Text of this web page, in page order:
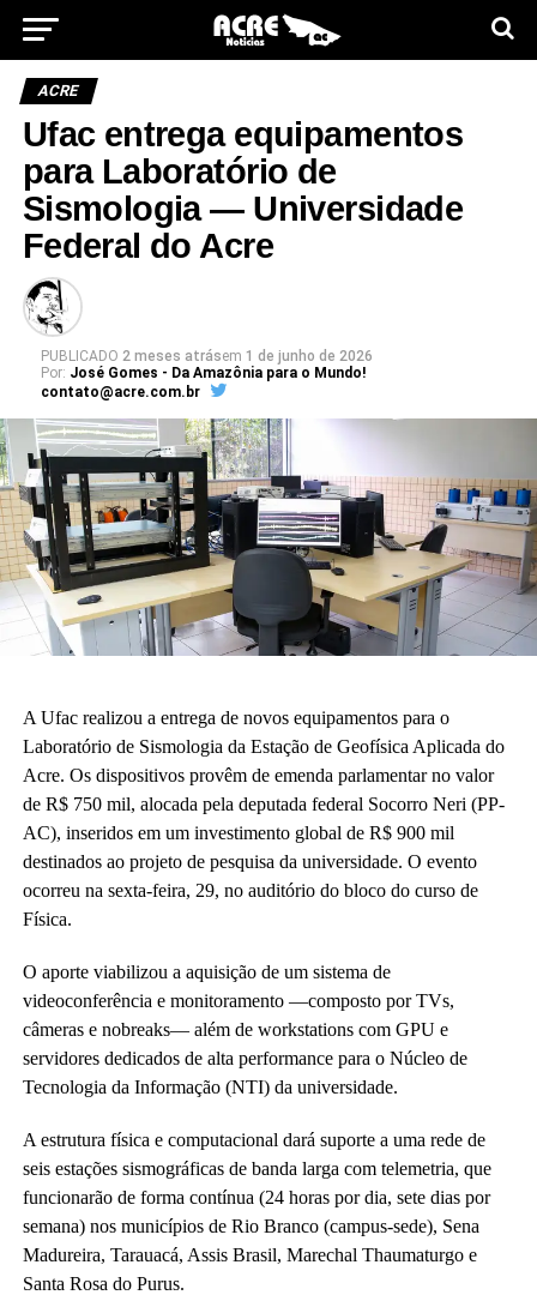
ACRE
Ufac entrega equipamentos
para Laboratório de
Sismologia — Universidade
Federal do Acre
PUBLICADO 2 meses atrásem 1 de junho de 2026
Por: José Gomes - Da Amazônia para o Mundo!
contato@acre.com.br
A Ufac realizou a entrega de novos equipamentos para o
Laboratório de Sismologia da Estação de Geofísica Aplicada do
Acre. Os dispositivos provêm de emenda parlamentar no valor
de R$ 750 mil, alocada pela deputada federal Socorro Neri (PP-
AC), inseridos em um investimento global de R$ 900 mil
destinados ao projeto de pesquisa da universidade. O evento
ocorreu na sexta-feira, 29, no auditório do bloco do curso de
Física.
O aporte viabilizou a aquisição de um sistema de
videoconferência e monitoramento —composto por TVs,
câmeras e nobreaks— além de workstations com GPU e
servidores dedicados de alta performance para o Núcleo de
Tecnologia da Informação (NTI) da universidade.
A estrutura física e computacional dará suporte a uma rede de
seis estações sismográficas de banda larga com telemetria, que
funcionarão de forma contínua (24 horas por dia, sete dias por
semana) nos municípios de Rio Branco (campus-sede), Sena
Madureira, Tarauacá, Assis Brasil, Marechal Thaumaturgo e
Santa Rosa do Purus.